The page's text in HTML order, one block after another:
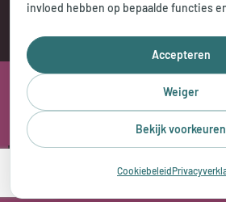
invloed hebben op bepaalde functies
Accepteren
Weiger
Bekijk voorkeuren
Cookiebeleid
2026 © Jasperse
Privacy Statement